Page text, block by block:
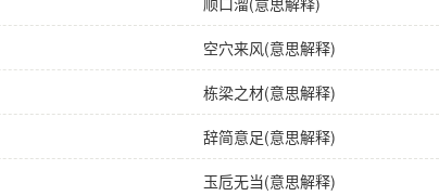
空穴来风(意思解释)
栋梁之材(意思解释)
辞简意足(意思解释)
玉卮无当(意思解释)